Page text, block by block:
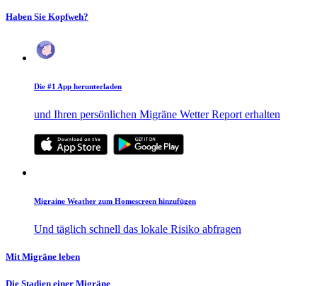
Haben Sie Kopfweh?
Die #1 App herunterladen
und Ihren persönlichen Migräne Wetter Report erhalten
Migraine Weather zum Homescreen hinzufügen
Und täglich schnell das lokale Risiko abfragen
Mit Migräne leben
Die Stadien einer Migräne